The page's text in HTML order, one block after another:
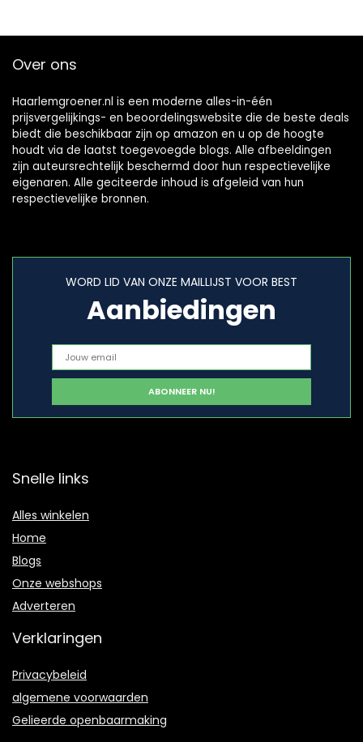
Over ons
Haarlemgroener.nl is een moderne alles-in-één
prijsvergelijkings- en beoordelingswebsite die de beste deals
biedt die beschikbaar zijn op amazon en u op de hoogte
houdt via de laatst toegevoegde blogs. Alle afbeeldingen
zijn auteursrechtelijk beschermd door hun respectievelijke
eigenaren. Alle geciteerde inhoud is afgeleid van hun
respectievelijke bronnen.
WORD LID VAN ONZE MAILLIJST VOOR BEST
Aanbiedingen
Snelle links
Alles winkelen
Home
Blogs
Onze webshops
Adverteren
Verklaringen
Privacybeleid
algemene voorwaarden
Gelieerde openbaarmaking